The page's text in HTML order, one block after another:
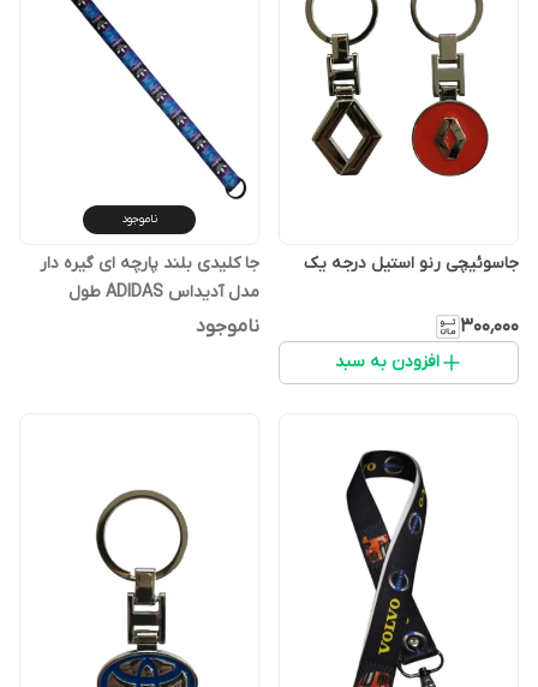
جاسوئیچی رنو استیل درجه یک
۳۰۰٬۰۰۰
افزودن به سبد
ناموجود
جا کلیدی بلند پارچه ای گیره دار
مدل آدیداس ADIDAS طول
40سانتیمتری جنس ساتن دارای
ناموجود